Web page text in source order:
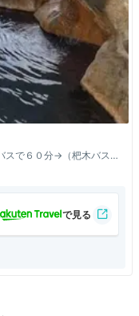
スで６０分→（杷木バス